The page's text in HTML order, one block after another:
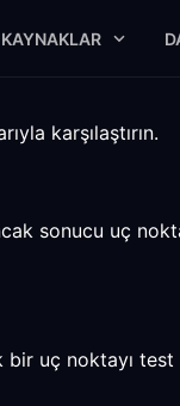
KAYNAKLAR
karşılaştırın.
sonucu uç
uç noktayı test